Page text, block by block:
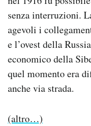
senza interruzioni.
agevoli i
e l’ovest della
economico della
quel momento era
anche via strada.
(altro…)